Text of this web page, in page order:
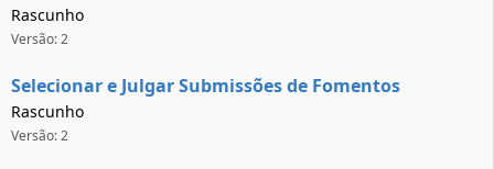
Rascunho
Versão: 2
Selecionar e Julgar Submissões de Fomentos
Rascunho
Versão: 2